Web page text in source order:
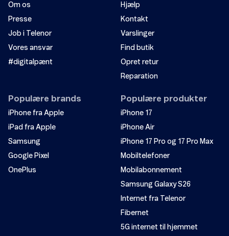
Om os
Presse
Job i Telenor
Vores ansvar
#digitalpænt
Hjælp
Kontakt
Varslinger
Find butik
Opret retur
Reparation
Populære brands
iPhone fra Apple
iPad fra Apple
Samsung
Google Pixel
OnePlus
Populære produkter
iPhone 17
iPhone Air
iPhone 17 Pro og 17 Pro Max
Mobiltelefoner
Mobilabonnement
Samsung Galaxy S26
Internet fra Telenor
Fibernet
5G internet til hjemmet